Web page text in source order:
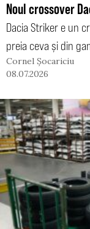
Noul crossover
Dacia Striker e un
preia ceva și din
Cornel Șocariciu
08.07.2026